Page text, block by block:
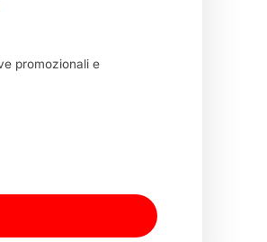
promozionali e